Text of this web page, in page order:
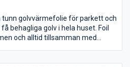
tunn golvvärmefolie för parkett och
behagliga golv i hela huset. Foil
och alltid tillsamman med